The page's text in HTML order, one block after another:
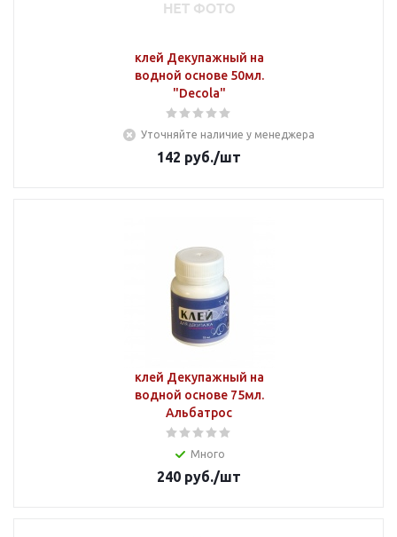
клей Декупажный на
водной основе 50мл.
"Decola"
Уточняйте наличие у менеджера
142 руб./шт
клей Декупажный на
водной основе 75мл.
Альбатрос
Много
240 руб./шт